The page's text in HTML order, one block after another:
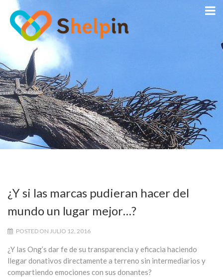
¿Y si las marcas pudieran hacer del
mundo un lugar mejor…?
POSTED ON JULIO 12, 2016
¿Y las Ong’s dar fe de su transparencia y eficacia haciendo
llegar donativos directamente a terreno sin intermediarios y
compartiendo emociones con sus donantes?